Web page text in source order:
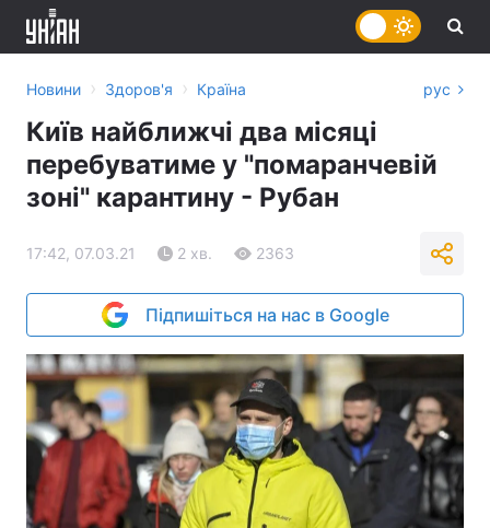
Новини › Здоров'я › Країна рус
Київ найближчі два місяці
перебуватиме у "помаранчевій
зоні" карантину - Рубан
17:42, 07.03.21 2 хв. 2363
Підпишіться на нас в Google